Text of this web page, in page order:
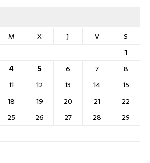
M X J V
S
1
4 5 6 7
8
11 12 13 14
15
18 19 20 21
22
25 26 27 28
29